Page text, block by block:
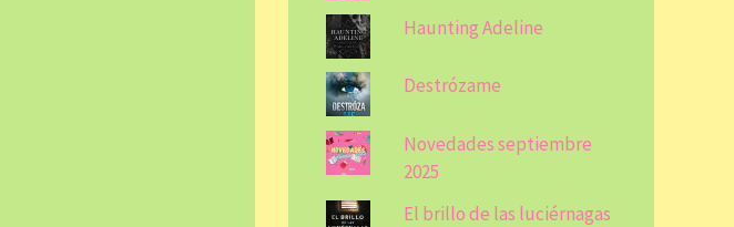
Haunting Adeline
Destrózame
Novedades septiembre
2025
El brillo de las luciérnagas